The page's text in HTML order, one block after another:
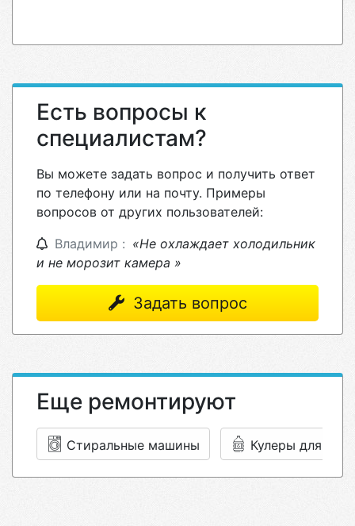
Есть вопросы к
специалистам?
Вы можете задать вопрос и получить ответ
по телефону или на почту. Примеры
вопросов от других пользователей:
Владимир : «Не охлаждает холодильник
и не морозит камера »
Задать вопрос
Еще ремонтируют
Стиральные машины Кулеры для